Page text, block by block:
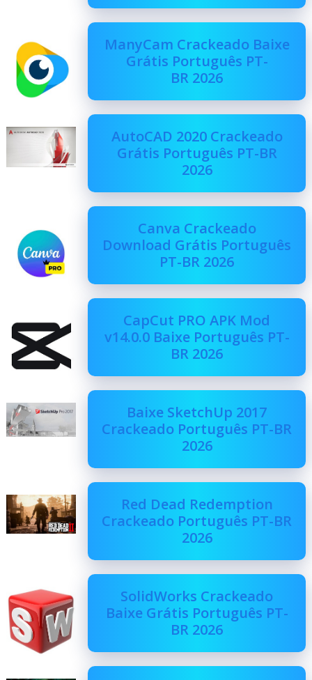
ManyCam Crackeado Baixe
Grátis Português PT-
BR 2026
AutoCAD 2020 Crackeado
Grátis Português PT-BR
2026
Canva Crackeado
Download Grátis Português
PT-BR 2026
CapCut PRO APK Mod
v14.0.0 Baixe Português PT-
BR 2026
Baixe SketchUp 2017
Crackeado Português PT-BR
2026
Red Dead Redemption
Crackeado Português PT-BR
2026
SolidWorks Crackeado
Baixe Grátis Português PT-
BR 2026